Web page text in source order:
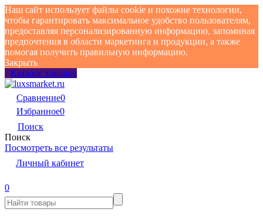
Наш сайт использует файлы cookie и похожие технологии,
чтобы гарантировать максимальное удобство пользователям,
предоставляя персонализированную информацию, запоминая
предпочтения в области маркетинга и продукции, а также
помогая получить правильную информацию.
Закрыть
Каталог товаров
Сравнение0
Избранное0
Поиск
Поиск
Посмотреть все результаты
Личный кабинет
0